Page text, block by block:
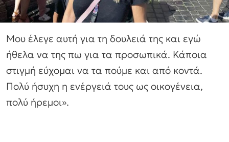
Μου έλεγε αυτή για τη δουλειά της και εγώ
ήθελα να της πω για τα προσωπικά. Κάποια
στιγμή εύχομαι να τα πούμε και από κοντά.
Πολύ ήσυχη η ενέργειά τους ως οικογένεια,
πολύ ήρεμοι».